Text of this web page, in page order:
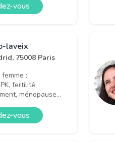
vous
laveix
75008 Paris
:
fertilité,
ménopause...
vous